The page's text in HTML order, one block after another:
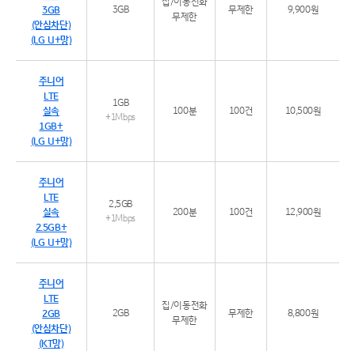
3GB
(안심차단)
(LG U+망)
3GB
무제한
무제한 9,900원
주니어
LTE
실속
1GB+
(LG U+망)
1GB
+1Mbps
100분 100건 10,500원
주니어
LTE
실속
2.5GB+
(LG U+망)
2.5GB
+1Mbps
200분 100건 12,900원
주니어
LTE
2GB
(안심차단)
(KT망)
2GB
집/이동전화
무제한
무제한 8,800원